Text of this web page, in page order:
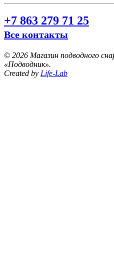
+7 863 279 71 25
Все контакты
© 2026 Магазин подводного
«Подводник».
Created by Life-Lab